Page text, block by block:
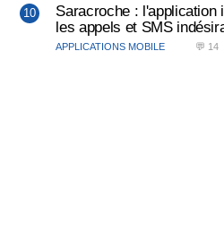
Saracroche : l'application
les appels et SMS
APPLICATIONS MOBILE 💬 14